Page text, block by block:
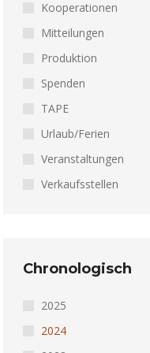
Kooperationen
Mitteilungen
Produktion
Spenden
TAPE
Urlaub/Ferien
Veranstaltungen
Verkaufsstellen
Chronologisch
2025
2024